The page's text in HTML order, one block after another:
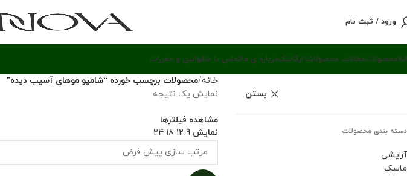
ورود / ثبت نام
محصولاتمقالات محصولات ارگانیکدرباره ی ماتماس با ماقوانین و مقررات
بستن
دسته بندی محصولات
آرایشی
ماسک
خانه محصولات برچسب خورده “شامپو موهای آسیب دیده”
نمایش یک نتیجه
مشاهده فیلترها
نمایش 9
12
18
24